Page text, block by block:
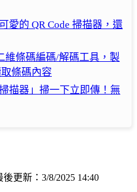
愛的 QR Code 掃描器，還
維條碼編碼/解碼工具，製
條碼內容
描器」掃一下立即傳！無
更新：3/8/2025 14:40